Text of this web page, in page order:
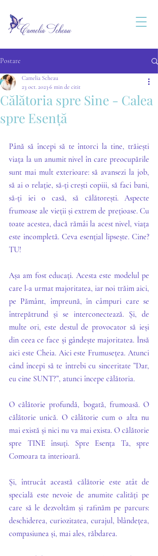
Postare
Călătoria spre Sine - Calea
spre Esență
Camelia Scheau
23 oct. 2023 6 min de citit
Până să începi să te întorci la tine, trăiești
viața la un anumit nivel în care preocupările
sunt mai mult exterioare: să avansezi la job,
să ai o relație, să-ți crești copiii, să faci bani,
să-ți iei o casă, să călătorești. Aspecte
frumoase ale vieții și extrem de prețioase. Cu
toate acestea, dacă rămâi la acest nivel, viața
este incompletă. Ceva esențial lipsește. Cine?
TU!
Așa am fost educați. Acesta este modelul pe
care l-a urmat majoritatea, iar noi trăim aici,
pe Pământ, împreună, în câmpuri care se
întrepătrund și se interconectează. Și, de
multe ori, este destul de provocator să ieși
din ceea ce face și gândește majoritatea. Însă
aici este Cheia. Aici este Frumusețea. Atunci
când începi să te întrebi cu sinceritate ”Dar,
eu cine SUNT?”, atunci începe călătoria.
O călătorie profundă, bogată, frumoasă. O
călătorie unică. O călătorie cum o alta nu
mai există și nici nu va mai exista. O călătorie
spre TINE însuți. Spre Esența Ta, spre
Comoara ta interioară.
Și, întrucât această călătorie este atât de
specială este nevoie de anumite calități pe
care să le dezvoltăm și rafinăm pe parcurs:
deschiderea, curiozitatea, curajul, blândețea,
compasiunea și, mai ales, răbdarea.